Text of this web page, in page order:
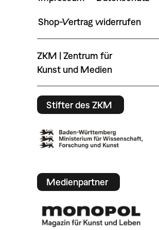
Shop-Vertrag widerrufen
ZKM | Zentrum für
Kunst und Medien
Stifter des ZKM
Medienpartner